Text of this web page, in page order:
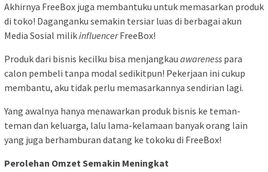
Akhirnya FreeBox juga membantuku untuk memasarkan produk
di toko! Daganganku semakin tersiar luas di berbagai akun
Media Sosial milikinfluencerFreeBox!
Produk dari bisnis kecilku bisa menjangkau awareness para
calon pembeli tanpa modal sedikitpun! Pekerjaan ini cukup
membantu, aku tidak perlu memasarkannya sendirian lagi.
Yang awalnya hanya menawarkan produk bisnis ke teman-
teman dan keluarga, lalu lama-kelamaan banyak orang lain
yang juga berhamburan datang ke tokoku di FreeBox!
Perolehan Omzet Semakin Meningkat